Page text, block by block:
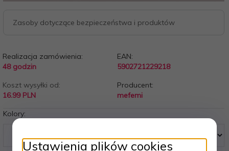
Zasoby dotyczące bezpieczeństwa i produktów
Realizacja zamówienia:
48 godzin
EAN:
5902721229218
Koszt wysyłki od:
16.99 PLN
Producent:
mefemi
Kolory:
Ustawienia plików cookies